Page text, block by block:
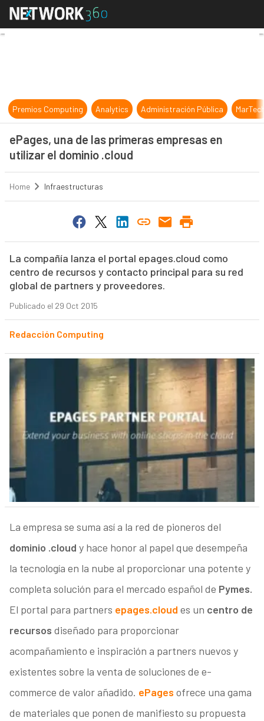
ePages, una de las primeras
Premios Computing Analytics Administración Pública
ePages, una de las primeras empresas en
utilizar el dominio .cloud
Home Infraestructuras
La compañía lanza el portal epages.cloud como
centro de recursos y contacto principal para su red
global de partners y proveedores.
Publicado el 29 Oct 2015
Redacción Computing
La empresa se suma así a la red de pioneros del
dominio .cloud y hace honor al papel que desempeña
la tecnología en la nube al proporcionar una potente y
completa solución para el mercado español de Pymes.
El portal para partners epages.cloud es un centro de
recursos diseñado para proporcionar
acompañamiento e inspiración a partners nuevos y
existentes sobre la venta de soluciones de e-
commerce de valor añadido. ePages ofrece una gama
de materiales que ponen de manifiesto su propuesta